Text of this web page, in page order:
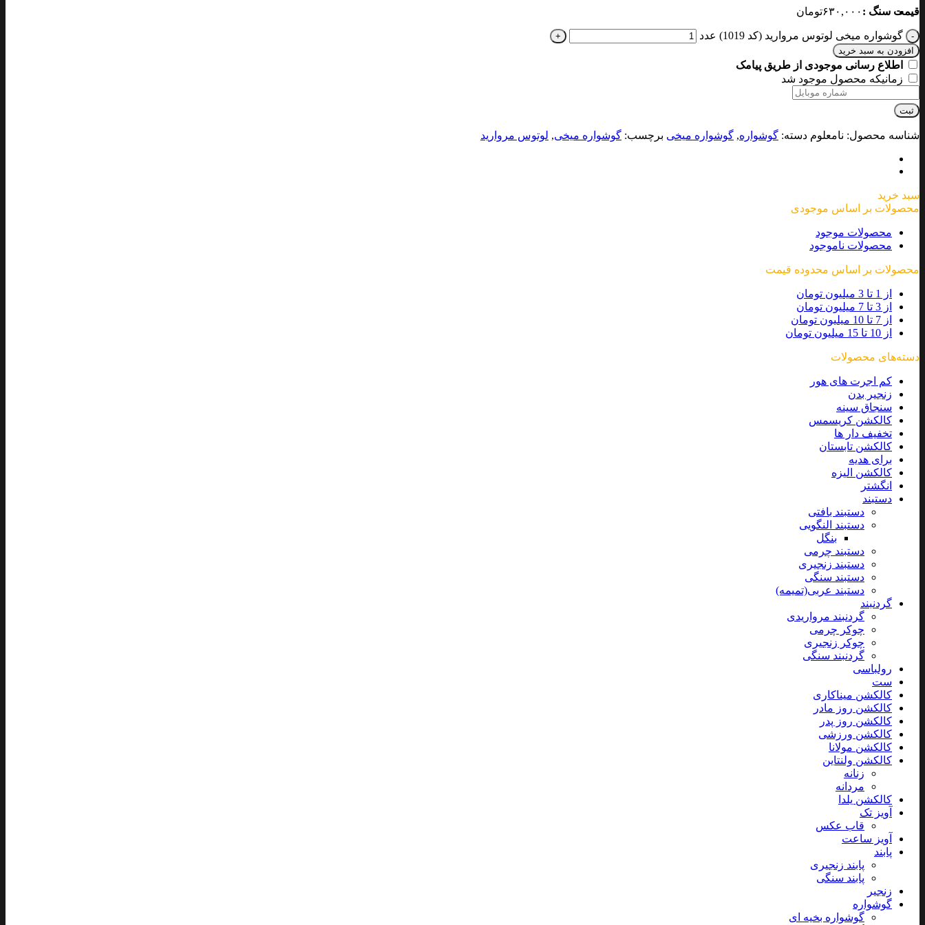
قیمت سنگ : ۶۳۰,۰۰۰تومان
گوشواره میخی لوتوس مروارید (کد 1019) عدد
افزودن به سبد خرید
اطلاع رسانی موجودی از طریق پیامک
زمانیکه محصول موجود شد
ثبت
شناسه محصول: نامعلوم دسته: گوشواره, گوشواره میخی برچسب: گوشواره میخی, لوتوس مروارید
سبد خرید
محصولات بر اساس موجودی
محصولات موجود
محصولات ناموجود
محصولات بر اساس محدوده قیمت
از 1 تا 3 میلیون تومان
از 3 تا 7 میلیون تومان
از 7 تا 10 میلیون تومان
از 10 تا 15 میلیون تومان
دسته‌های محصولات
کم اجرت های هور
زنجیر بدن
سنجاق سینه
کالکشن کریسمس
تخفیف دار ها
کالکشن تابستان
برای هدیه
کالکشن الیزه
انگشتر
دستبند
دستبند بافتی
دستبند النگویی
بنگل
دستبند چرمی
دستبند زنجیری
دستبند سنگی
دستبند عربی(تمیمه)
گردنبند
گردنبند مرواریدی
چوکر چرمی
چوکر زنجیری
گردنبند سنگی
رولباسی
ست
کالکشن میناکاری
کالکشن روز مادر
کالکشن روز پدر
کالکشن ورزشی
کالکشن مولانا
کالکشن ولنتاین
زنانه
مردانه
کالکشن یلدا
آویز تک
قاب عکس
آویز ساعت
پابند
پابند زنجیری
پابند سنگی
زنجیر
گوشواره
گوشواره بخیه ای